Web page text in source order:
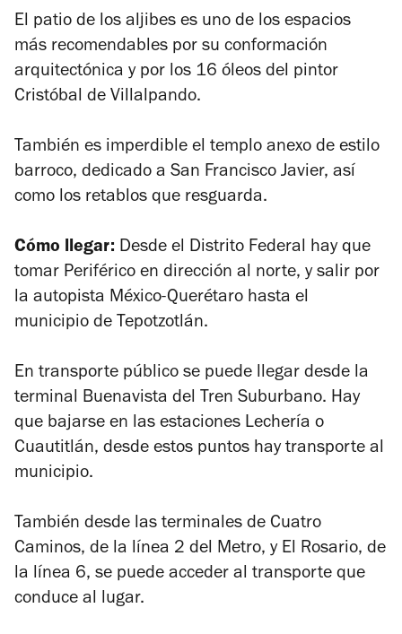
El patio de los aljibes es uno de los espacios
más recomendables por su conformación
arquitectónica y por los 16 óleos del pintor
Cristóbal de Villalpando.
También es imperdible el templo anexo de estilo
barroco, dedicado a San Francisco Javier, así
como los retablos que resguarda.
Cómo llegar: Desde el Distrito Federal hay que
tomar Periférico en dirección al norte, y salir por
la autopista México-Querétaro hasta el
municipio de Tepotzotlán.
En transporte público se puede llegar desde la
terminal Buenavista del Tren Suburbano. Hay
que bajarse en las estaciones Lechería o
Cuautitlán, desde estos puntos hay transporte al
municipio.
También desde las terminales de Cuatro
Caminos, de la línea 2 del Metro, y El Rosario, de
la línea 6, se puede acceder al transporte que
conduce al lugar.